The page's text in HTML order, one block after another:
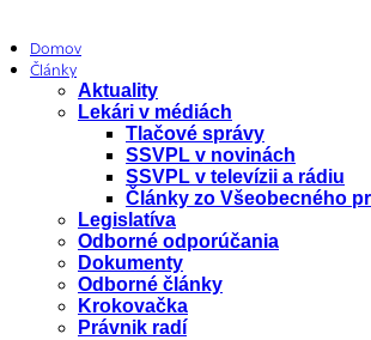
Domov
Články
Aktuality
Lekári v médiách
Tlačové správy
SSVPL v novinách
SSVPL v televízii a rádiu
Články zo Všeobecného
Legislatíva
Odborné odporúčania
Dokumenty
Odborné články
Krokovačka
Právnik radí